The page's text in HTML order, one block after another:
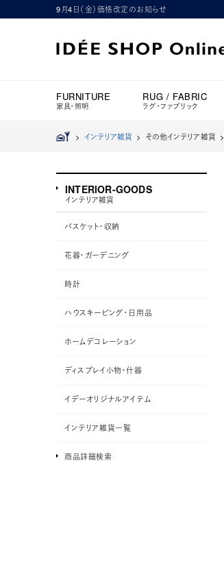
9月4日（金）価格改定のお知らせ
FURNITURE
家具・照明
RUG / FABRIC
ラグ・ファブリック
> インテリア雑貨 > その他インテリア雑貨 >
INTERIOR-GOODS
インテリア雑貨
バスケット・収納
花器・ガーデニング
時計
ハウスキーピング・日用品
ホームデコレーション
ディスプレイ小物・什器
イデーオリジナルアイテム
インテリア雑貨一覧
商品詳細検索